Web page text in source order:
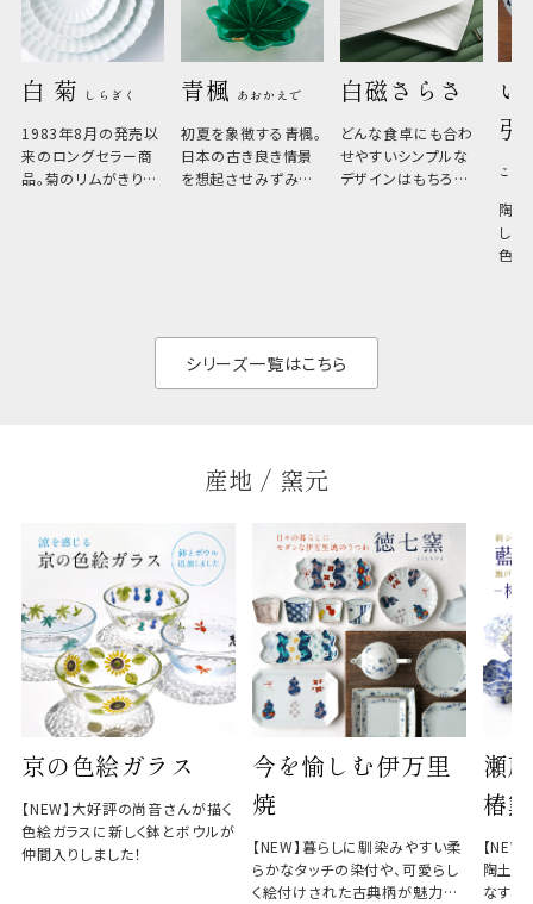
白 菊 しらぎく
1983年8月の発売以
来のロングセラー商
品。菊のリムがきりっ
青楓 あおかえで
初夏を象徴する青楓。
日本の古き良き情景
を想起させみずみず
白磁さらさ
どんな食卓にも合わ
せやすいシンプルな
デザインはもちろん、
い
こひ
陶器
しい
色の
シリーズ一覧はこちら
産地 / 窯元
京の色絵ガラス
【NEW】大好評の尚音さんが描く
色絵ガラスに新しく鉢とボウルが
仲間入りしました！
今を愉しむ伊万里
焼
【NEW】暮らしに馴染みやすい柔
らかなタッチの染付や、可愛らし
く絵付けされた古典柄が魅力の
瀬
椿窯
【
陶土と
なす、